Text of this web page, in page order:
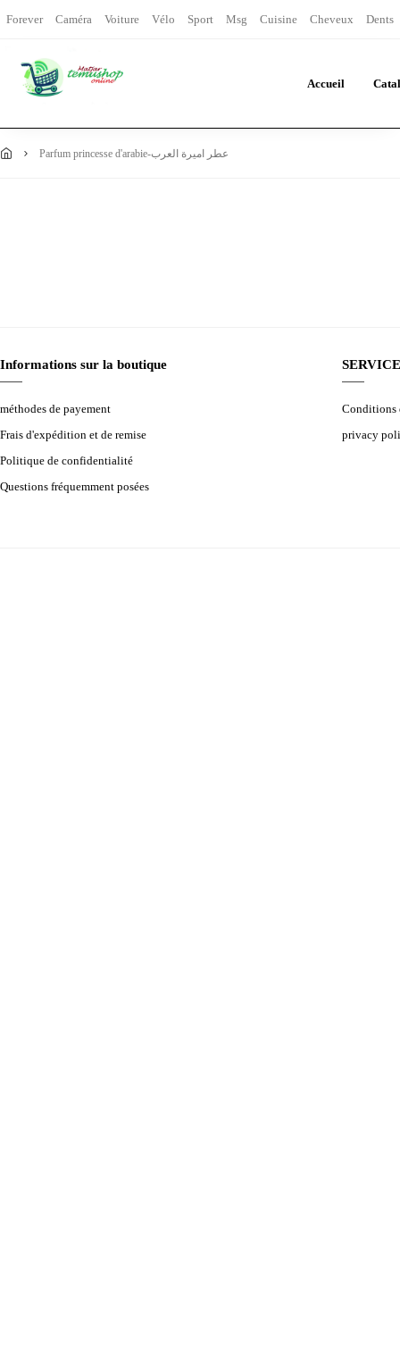
Forever Caméra Voiture Vélo Sport Msg Cuisine Cheveux Dents
Accueil
parfum princesse d'arabie-عطر اميرة العرب
Informations sur la boutique
méthodes de payement
Frais d'expédition et de remise
Politique de confidentialité
Questions fréquemment posées
Conditions
privacy